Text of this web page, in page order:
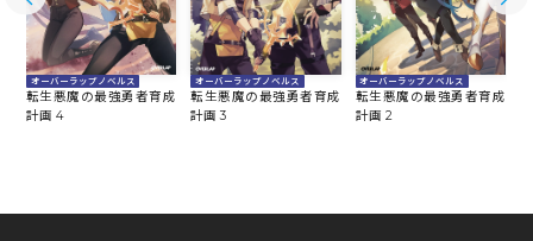
オーバーラップノベルス
転生悪魔の最強勇者育成
計画 4
オーバーラップノベルス
転生悪魔の最強勇者育成
計画 3
オーバーラップノベルス
転生悪魔の最強勇者育成
計画 2